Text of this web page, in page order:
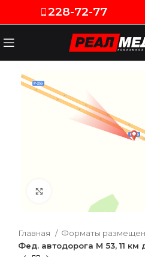
228-72-77
Главная Форматы
Фед. автодорога М 53, 11 км